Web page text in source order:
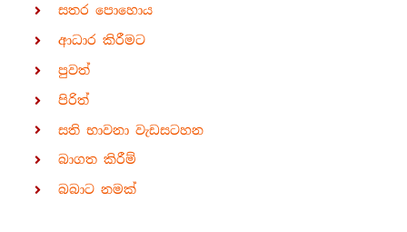
සතර පොහොය
ආධාර කිරීමට
පුවත්
පිරිත්
සති භාවනා වැඩසටහන
බාගත කිරීම්
බබාට නමක්